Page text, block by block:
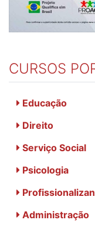
CURSOS
Educação
Direito
Serviço Social
Psicologia
Administração